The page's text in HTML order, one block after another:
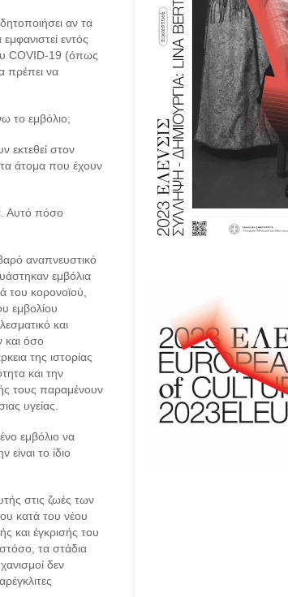
αν τα
εντός
COVID-19 (όπως
πρέπει να
το εμβόλιο;
εκτεθεί στον
άτομα που έχουν
Αυτό πόσο
αναπνευστικό
εμβόλια
του κορονοϊού,
εμβολίου
και
και όσο
της ιστορίας
και την
τους παραμένουν
υγείας.
εμβόλιο να
το ίδιο
στις ζωές των
κατά του νέου
και έγκρισής του
τα στάδια
δεν